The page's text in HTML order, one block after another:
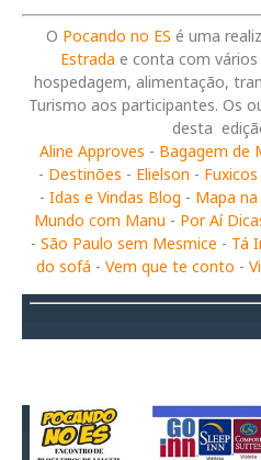
O Pocando no ES é uma
Estrada e conta com
hospedagem, alimentação,
Turismo aos participantes. Os
desta
Aline Approves - Bagagem de
- Destinões - Elielson -
- Idas e Vindas Blog - Mapa
Mundo com Manu - Por Aí
- São Paulo sem Mesmice - Tá
do sofá - Vem que te conto -